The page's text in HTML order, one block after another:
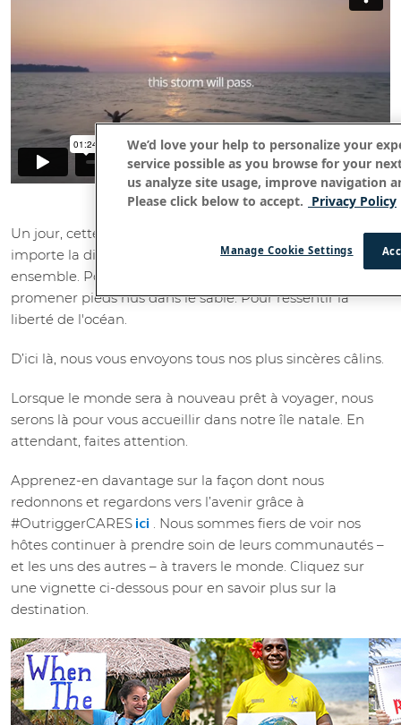
Un jour, cette tempête passera. Et nous savons que peu
importe la distance, nous retrouverons notre chemin
ensemble. Pour se perdre dans les aventures. Se
promener pieds nus dans le sable. Pour ressentir la
liberté de l'océan.
D’ici là, nous vous envoyons tous nos plus sincères câlins.
Lorsque le monde sera à nouveau prêt à voyager, nous
serons là pour vous accueillir dans notre île natale. En
attendant, faites attention.
Apprenez-en davantage sur la façon dont nous
redonnons et regardons vers l’avenir grâce à
#OutriggerCARES ici . Nous sommes fiers de voir nos
hôtes continuer à prendre soin de leurs communautés –
et les uns des autres – à travers le monde. Cliquez sur
une vignette ci-dessous pour en savoir plus sur la
destination.
We’d love your help to personalize your
service possible as you browse for your
us analyze site usage, improve navigation
Please click below to accept. Privacy Policy
Manage Cookie Settings